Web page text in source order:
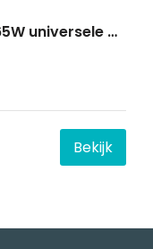
Urban Vitamin Oxnard 5-in-1 65W universele oplader
Bekijk